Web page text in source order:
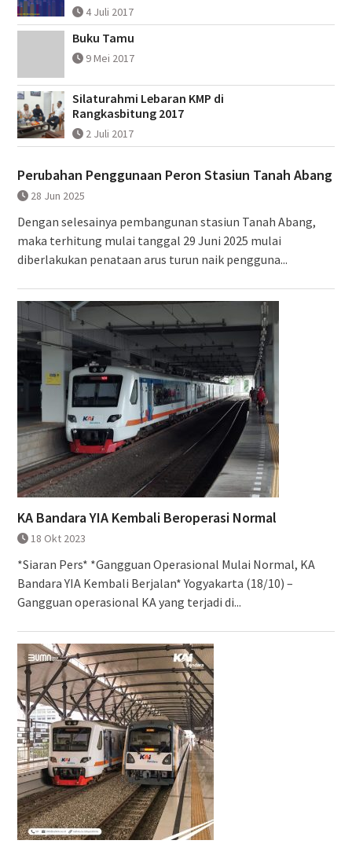
4 Juli 2017
Buku Tamu
9 Mei 2017
Silaturahmi Lebaran KMP di
Rangkasbitung 2017
2 Juli 2017
Perubahan Penggunaan Peron Stasiun Tanah Abang
28 Jun 2025
Dengan selesainya pembangunan stasiun Tanah Abang,
maka terhitung mulai tanggal 29 Juni 2025 mulai
diberlakukan penataan arus turun naik pengguna...
KA Bandara YIA Kembali Beroperasi Normal
18 Okt 2023
*Siaran Pers* *Gangguan Operasional Mulai Normal, KA
Bandara YIA Kembali Berjalan* Yogyakarta (18/10) –
Gangguan operasional KA yang terjadi di...